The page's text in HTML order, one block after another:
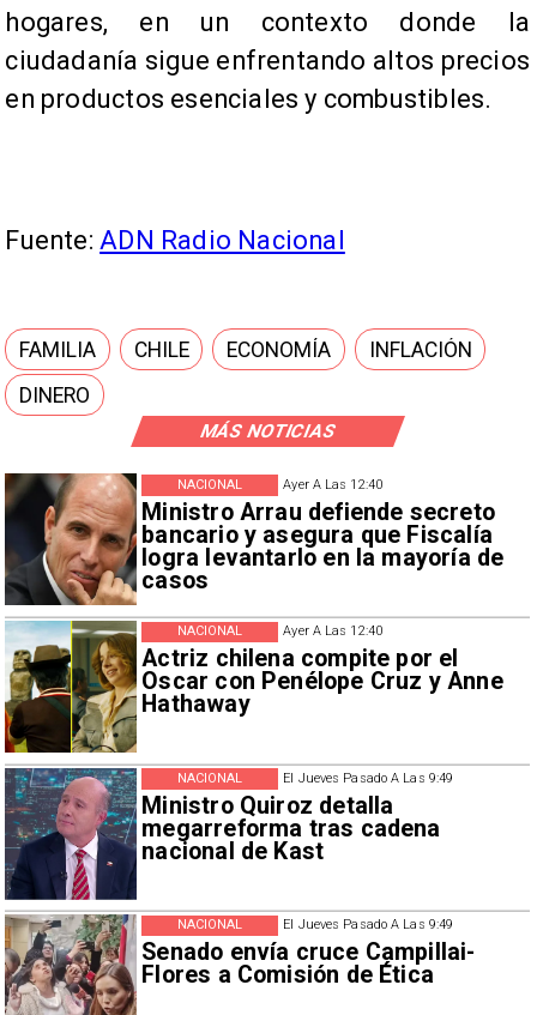
MÁS NOTICIAS
Ayer A Las 12:40
Ministro Arrau defiende secreto
bancario y asegura que Fiscalía
logra levantarlo en la mayoría de
casos
NACIONAL
Ayer A Las 12:40
Actriz chilena compite por el
Oscar con Penélope Cruz y Anne
Hathaway
NACIONAL
El Jueves Pasado A Las 9:49
Ministro Quiroz detalla
megarreforma tras cadena
nacional de Kast
NACIONAL
El Jueves Pasado A Las 9:49
Senado envía cruce Campillai-
Flores a Comisión de Ética
NACIONAL
hogares, en un contexto donde la
ciudadanía sigue enfrentando altos precios
en productos esenciales y combustibles.
Fuente: ADN Radio Nacional
FAMILIA CHILE ECONOMÍA
INFLACIÓN
DINERO